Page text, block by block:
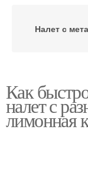
Налет с
Налет с
Как
налет с
лимонная